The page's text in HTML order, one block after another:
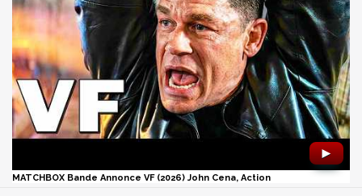
►
MATCHBOX Bande Annonce VF (2026) John Cena, Action